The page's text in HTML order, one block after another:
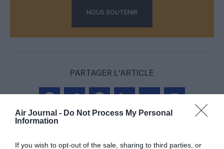
Air Journal - Do Not Process My Personal
Information
If you wish to opt-out of the sale, sharing to third parties, or
NOUS SOUTENIR
PARTAGER L'ARTICLE
FacebookTwitterPinterestLinkedInEmail Print